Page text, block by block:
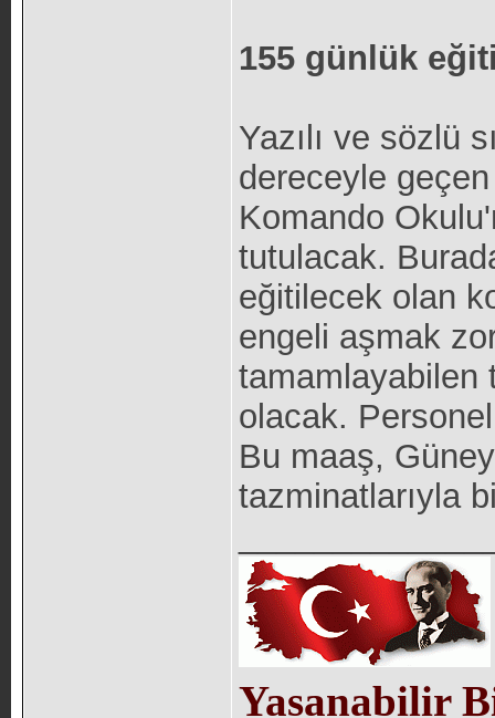
155 günlük
Yazılı ve sözlü
dereceyle
Komando
tutulacak.
eğitilecek olan
engeli aşmak
tamamlayabilen
olacak.
Bu maaş,
tazminatlarıyla
Yasanabilir